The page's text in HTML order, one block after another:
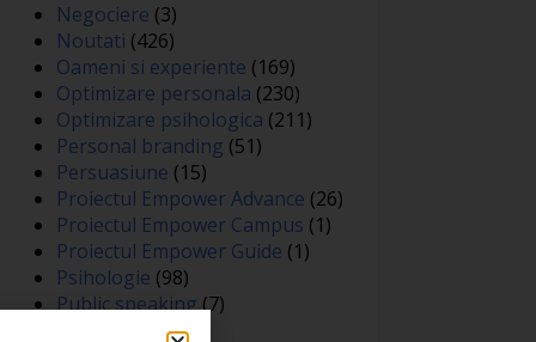
Negociere (3)
Noutati (426)
Oameni si experiente (169)
Optimizare personala (230)
Optimizare psihologica (211)
Personal branding (51)
Persuasiune (15)
Proiectul Empower Advance (26)
Proiectul Empower Campus (1)
Proiectul Empower Guide (1)
Psihologie (98)
Public speaking(7)